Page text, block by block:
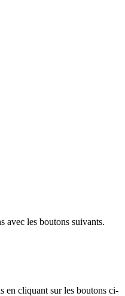
avec les boutons suivants.
en cliquant sur les boutons ci-